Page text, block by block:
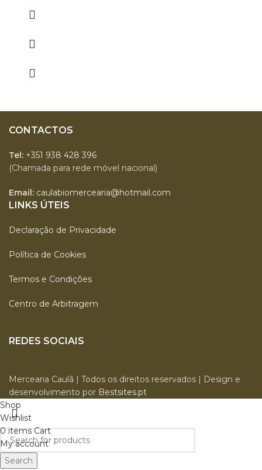
CONTACTOS
Tel: +351 938 428 396
(Chamada para rede móvel nacional)
Email: caulabiomercearia@hotmail.com
LINKS ÚTEIS
Declaração de Privacidade
Política de Cookies
Termos e Condições
Centro de Arbitragem
REDES SOCIAIS
Mercearia Caulã | Todos os direitos reservados | Design e
desenvolvimento por Bestsites.pt
Search
Shop
Wishlist
0items Cart
My account